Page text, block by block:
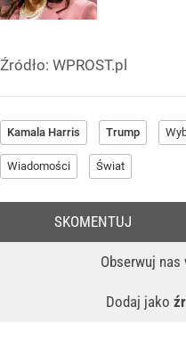
Źródło: WPROST.pl
Kamala Harris Trump
Wiadomości Świat
Obserwuj nas
Dodaj jako
SKOMENTUJ